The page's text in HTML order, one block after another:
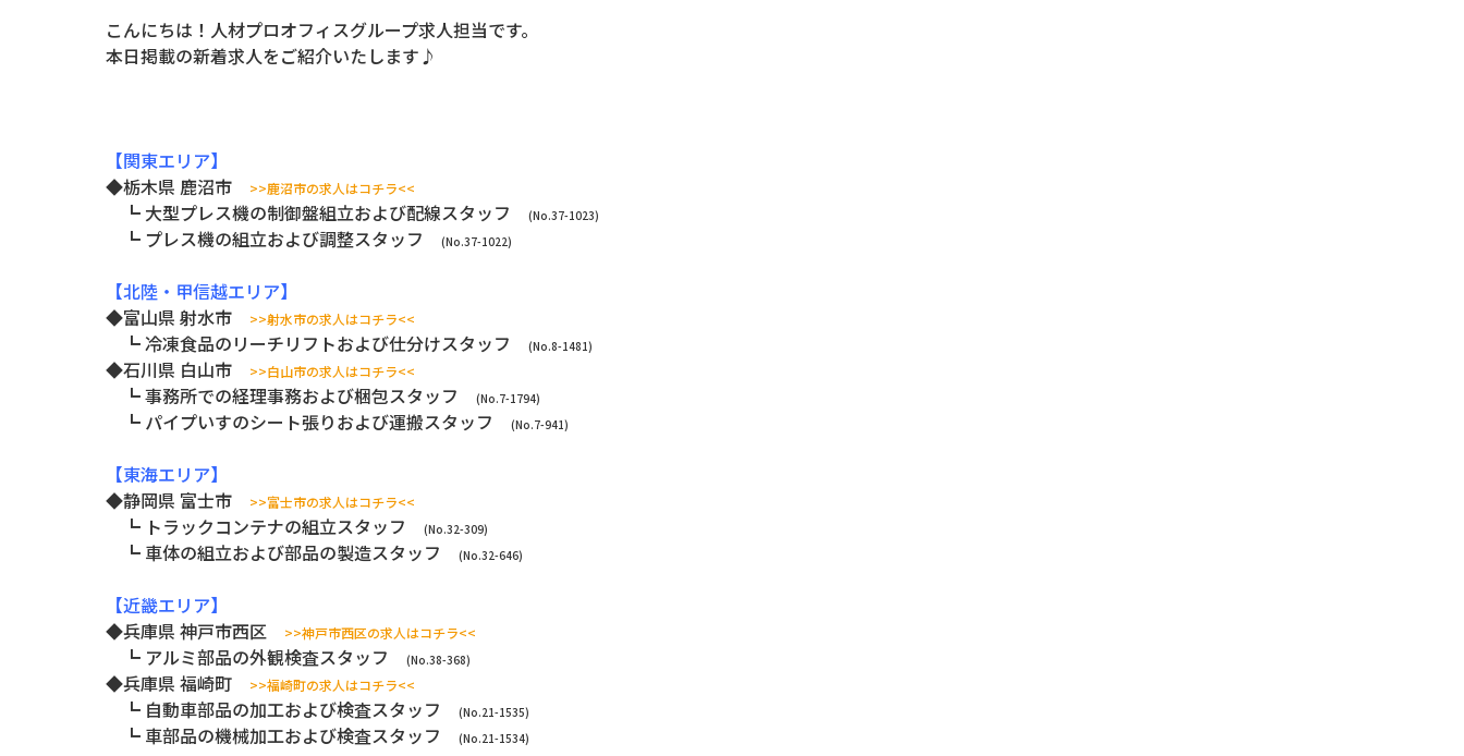
こんにちは！人材プロオフィスグループ求人担当です。
本日掲載の新着求人をご紹介いたします♪
【関東エリア】
◆栃木県 鹿沼市
>>鹿沼市の求人はコチラ<<
┗ 大型プレス機の制御盤組立および配線スタッフ (No.37-1023)
┗ プレス機の組立および調整スタッフ (No.37-1022)
【北陸・甲信越エリア】
◆富山県 射水市
>>射水市の求人はコチラ<<
┗ 冷凍食品のリーチリフトおよび仕分けスタッフ (No.8-1481)
◆石川県 白山市 >>白山市の求人はコチラ<<
┗ 事務所での経理事務および梱包スタッフ (No.7-1794)
┗ パイプいすのシート張りおよび運搬スタッフ (No.7-941)
【東海エリア】
◆静岡県 富士市
>>富士市の求人はコチラ<<
┗ トラックコンテナの組立スタッフ (No.32-309)
┗ 車体の組立および部品の製造スタッフ (No.32-646)
【近畿エリア】
◆兵庫県 神戸市西区
>>神戸市西区の求人はコチラ<<
┗ アルミ部品の外観検査スタッフ (No.38-368)
◆兵庫県 福崎町 >>福崎町の求人はコチラ<<
┗ 自動車部品の加工および検査スタッフ (No.21-1535)
┗ 車部品の機械加工および検査スタッフ (No.21-1534)